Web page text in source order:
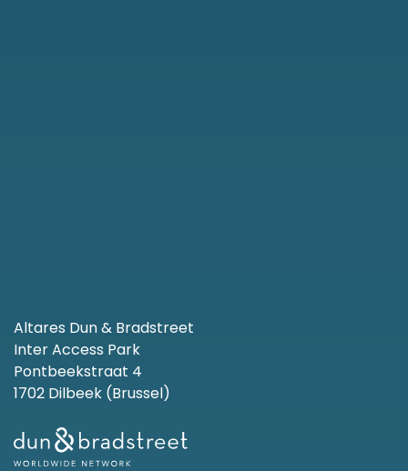
Altares Dun & Bradstreet
Inter Access Park
Pontbeekstraat 4
1702 Dilbeek (Brussel)